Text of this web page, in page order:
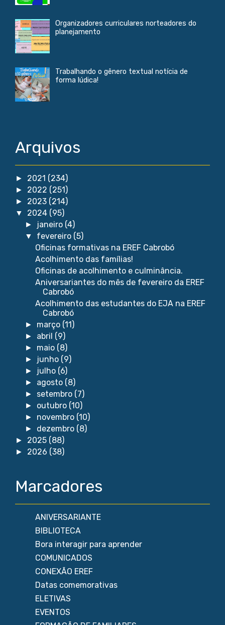
Organizadores curriculares norteadores do
planejamento
Trabalhando o gênero textual notícia de
forma lúdica!
Arquivos
► 2021 (234)
► 2022 (251)
► 2023 (214)
▼ 2024 (95)
► janeiro (4)
▼ fevereiro (5)
Oficinas formativas na EREF Cabrobó
Acolhimento das famílias!
Oficinas de acolhimento e culminância.
Aniversariantes do mês de fevereiro da EREF
Cabrobó
Acolhimento das estudantes do EJA na EREF
Cabrobó
► março (11)
► abril (9)
► maio (8)
► junho (9)
► julho (6)
► agosto (8)
► setembro (7)
► outubro (10)
► novembro (10)
► dezembro (8)
► 2025 (88)
► 2026 (38)
Marcadores
ANIVERSARIANTE
BIBLIOTECA
Bora interagir para aprender
COMUNICADOS
CONEXÃO EREF
Datas comemorativas
ELETIVAS
EVENTOS